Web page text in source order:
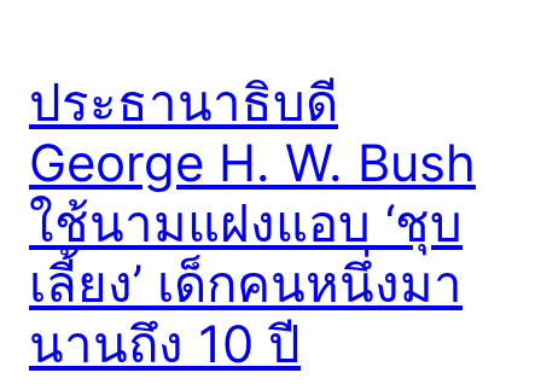
ประธานาธิบดี
George H. W. Bush
ใช้นามแฝงแอบ ‘ชุบ
เลี้ยง’ เด็กคนหนึ่งมา
นานถึง 10 ปี